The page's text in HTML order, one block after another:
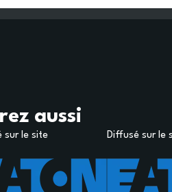
aussi
sur le site Diffusé sur le